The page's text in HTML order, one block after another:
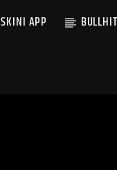
SKINI APP BULLHIT